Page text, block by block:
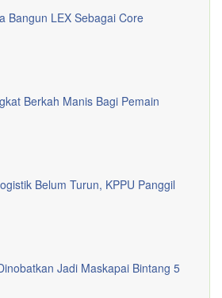
Bangun LEX Sebagai Core
Berkah Manis Bagi Pemain
Belum Turun, KPPU Panggil
Jadi Maskapai Bintang 5